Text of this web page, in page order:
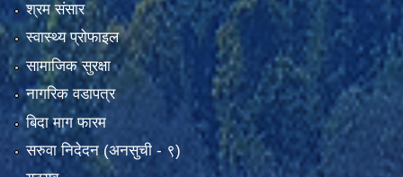
श्रम संसार
स्वास्थ्य प्रोफाइल
सामाजिक सुरक्षा
नागरिक वडापत्र
बिदा माग फारम
सरुवा निदेदन (अनसुची - ९)